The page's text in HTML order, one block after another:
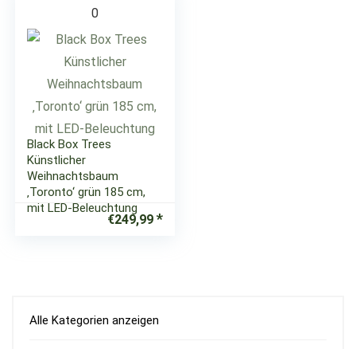
0
Black Box Trees
Künstlicher
Weihnachtsbaum
‚Toronto‘ grün 185 cm,
mit LED-Beleuchtung
€249,99
Alle Kategorien anzeigen